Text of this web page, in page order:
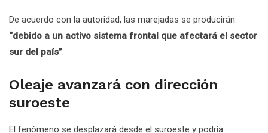
De acuerdo con la autoridad, las marejadas se producirán
“debido a un activo sistema frontal que afectará el sector
sur del país”.
Oleaje avanzará con dirección
suroeste
El fenómeno se desplazará desde el suroeste y podría